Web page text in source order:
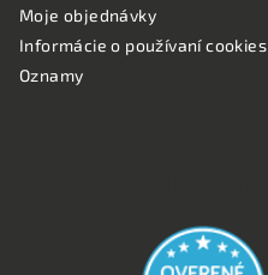
Moje objednávky
Informácie o používaní cookies
Oznamy